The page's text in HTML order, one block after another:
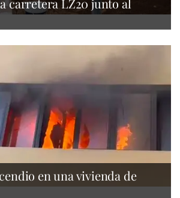
carretera LZ20 junto al
en una vivienda de